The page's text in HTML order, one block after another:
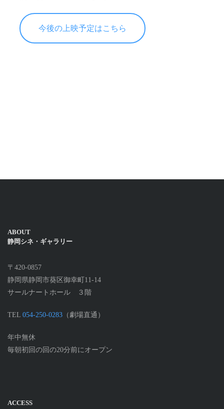
今後の上映予定はこちら
ABOUT
静岡シネ・ギャラリー
〒420-0857
静岡県静岡市葵区御幸町11-14
サールナートホール ３階
TEL 054-250-0283 （劇場直通）
年中無休
毎朝初回の回の20分前にオープン
ACCESS